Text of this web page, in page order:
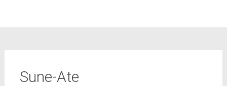
Sune-Ate